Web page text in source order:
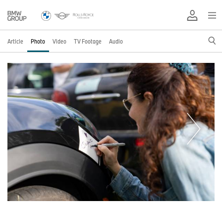
Article Photo Video TV Footage Audio